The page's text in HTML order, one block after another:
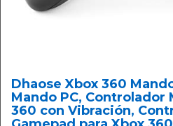
Dhaose Xbox 360
Mando PC, Controlador
360 con Vibración,